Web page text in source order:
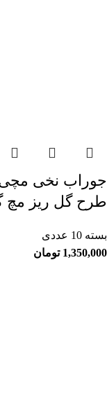
جوراب نخی مچی
طرح گل ریز مچ
بسته 10 عددی
1,350,000 تومان